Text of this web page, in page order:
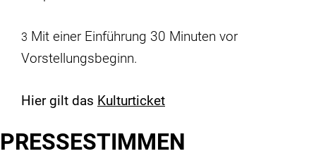
3 Mit einer Einführung 30 Minuten vor
Vorstellungsbeginn.
Hier gilt das Kulturticket
PRESSESTIMMEN